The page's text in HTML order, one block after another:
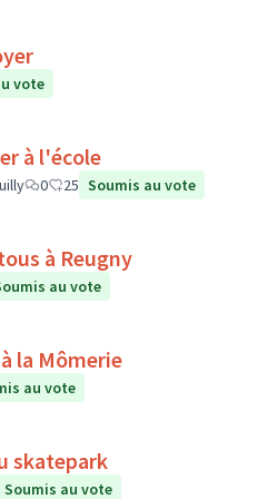
vote
à l'école
0 25 Soumis au vote
à Reugny
au vote
la Mômerie
au vote
skatepark
Soumis au vote